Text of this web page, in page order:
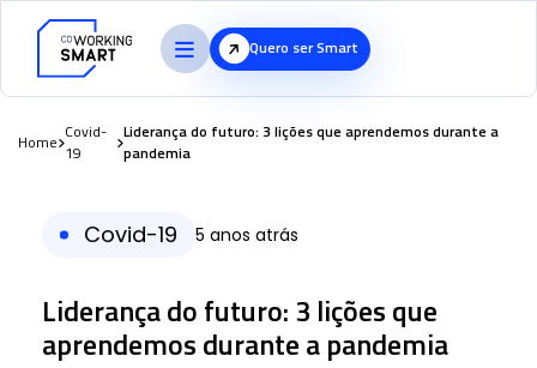
Quero ser Smart
Home Covid-
19
Liderança do futuro: 3 lições que aprendemos durante a
pandemia
Covid-19 5 anos atrás
Liderança do futuro: 3 lições que
aprendemos durante a pandemia